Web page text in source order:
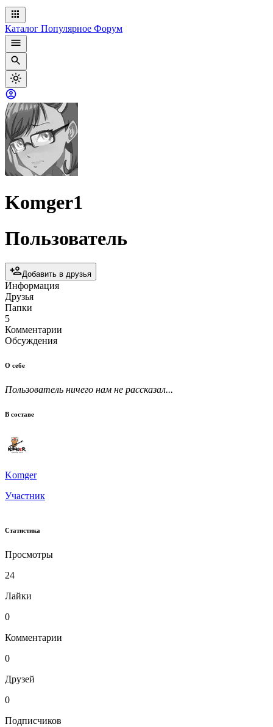
Каталог Популярное Форум
Komger1
Пользователь
Добавить в друзья
Информация
Друзья
Папки
5
Комментарии
Обсуждения
О себе
Пользователь ничего нам не рассказал...
В составе
Komger
Участник
Статистика
Просмотры
24
Лайки
0
Комментарии
0
Друзей
0
Подписчиков